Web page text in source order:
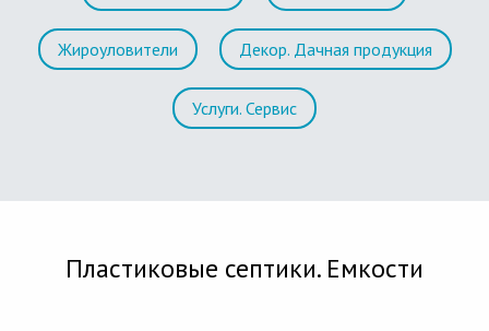
Жироуловители Декор. Дачная продукция
Услуги. Сервис
Пластиковые септики. Емкости